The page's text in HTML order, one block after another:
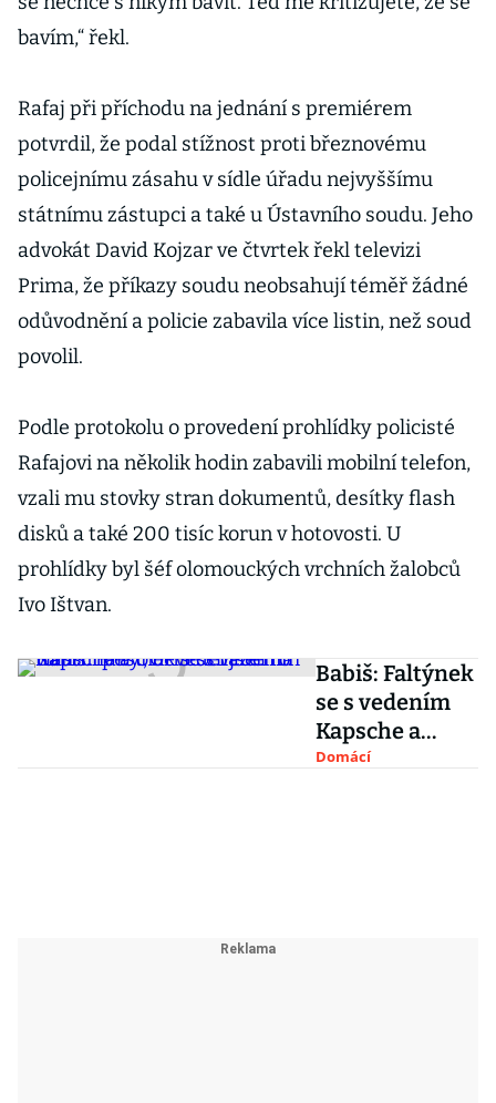
bavím,“ řekl.
Rafaj při příchodu na jednání s premiérem
potvrdil, že podal stížnost proti březnovému
policejnímu zásahu v sídle úřadu nejvyššímu
státnímu zástupci a také u Ústavního soudu. Jeho
advokát David Kojzar ve čtvrtek řekl televizi
Prima, že příkazy soudu neobsahují téměř žádné
odůvodnění a policie zabavila více listin, než soud
povolil.
Podle protokolu o provedení prohlídky policisté
Rafajovi na několik hodin zabavili mobilní telefon,
vzali mu stovky stran dokumentů, desítky flash
disků a také 200 tisíc korun v hotovosti. U
prohlídky byl šéf olomouckých vrchních žalobců
Ivo Ištvan.
Babiš: Faltýnek
se s vedením
Kapsche a
ÚOHS scházel
Domácí